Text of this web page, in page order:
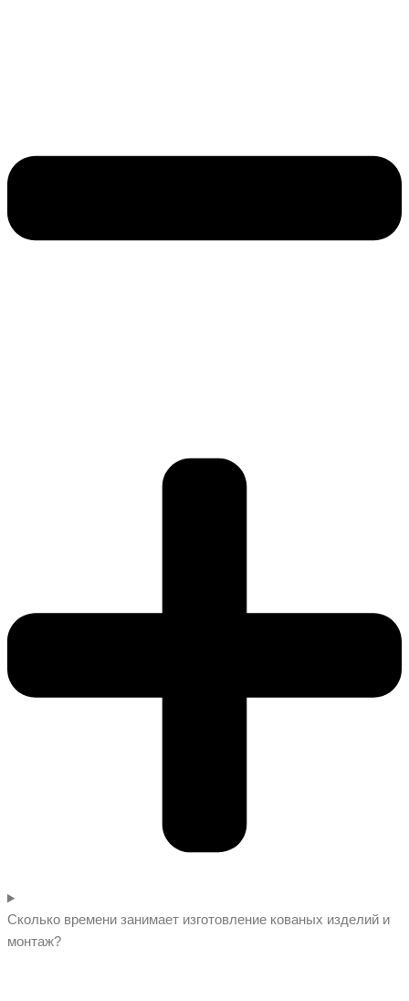
Сколько времени занимает изготовление кованых изделий и
монтаж?